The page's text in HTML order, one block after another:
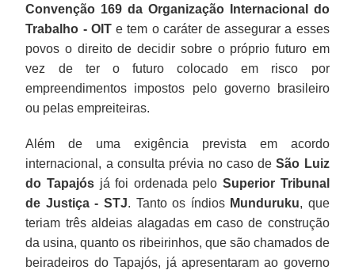
Convenção 169 da Organização Internacional do
Trabalho - OITe tem o caráter de assegurar a esses
povos o direito de decidir sobre o próprio futuro em
vez de ter o futuro colocado em risco por
empreendimentos impostos pelo governo brasileiro
ou pelas empreiteiras.
Além de uma exigência prevista em acordo
internacional, a consulta prévia no caso deSão Luiz
do Tapajós já foi ordenada peloSuperior Tribunal
de Justiça - STJ. Tanto os índios Munduruku, que
teriam três aldeias alagadas em caso de construção
da usina, quanto os ribeirinhos, que são chamados de
beiradeiros do Tapajós, já apresentaram ao governo